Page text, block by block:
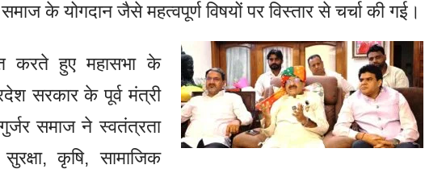
समाज के योगदान जैसे महत्वपूर्ण विषयों पर विस्तार से चर्चा की गई।
करते हुए महासभा के
सरकार के पूर्व मंत्री
समाज ने स्वतंत्रता
कृषि, सामाजिक